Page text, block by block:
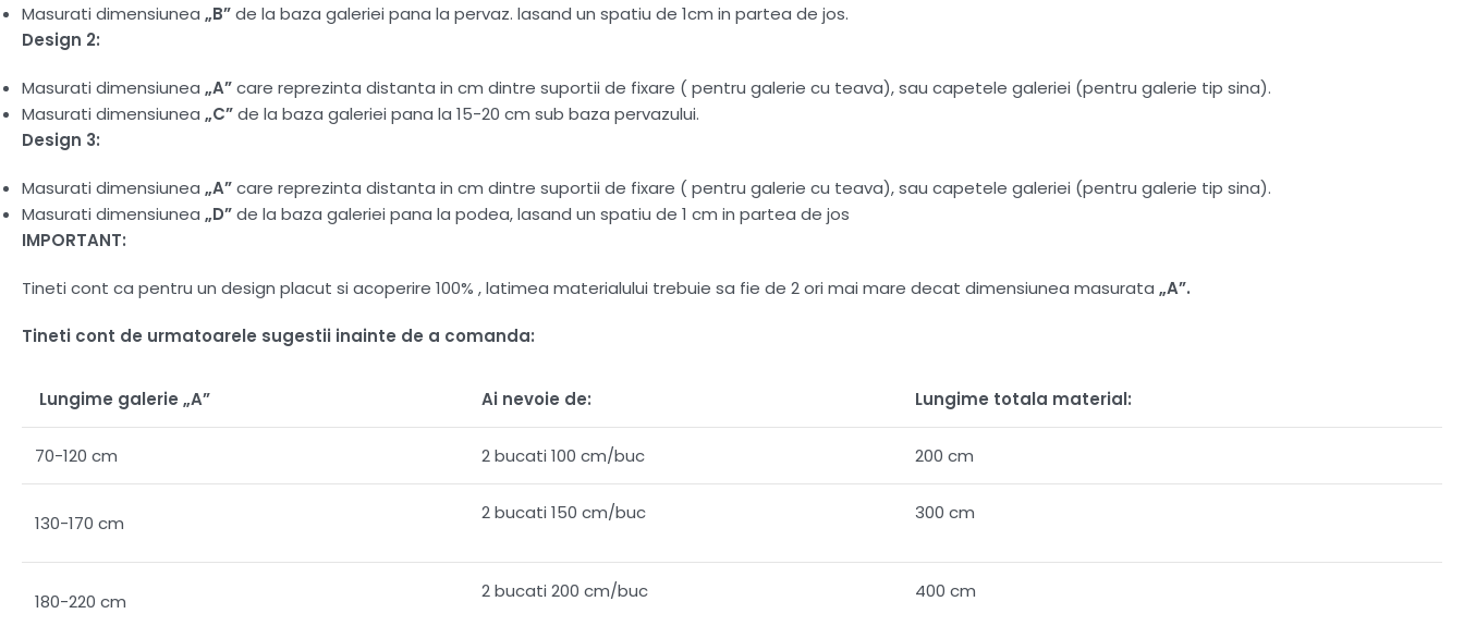
Masurati dimensiunea „B”de la baza galeriei pana la pervaz. lasand un spatiu de 1cm in partea de jos.
Design 2:
Masurati dimensiunea „A”care reprezinta distanta in cm dintre suportii de fixare ( pentru galerie cu teava), sau capetele galeriei (pentru galerie tip sina).
Masurati dimensiunea „C”de la baza galeriei pana la 15-20 cm sub baza pervazului.
Design 3:
Masurati dimensiunea „A”care reprezinta distanta in cm dintre suportii de fixare ( pentru galerie cu teava), sau capetele galeriei (pentru galerie tip sina).
Masurati dimensiunea „D”de la baza galeriei pana la podea, lasand un spatiu de 1 cm in partea de jos
IMPORTANT:
Tineti cont ca pentru un design placut si acoperire 100% , latimea materialului trebuie sa fie de 2 ori mai mare decat dimensiunea masurata „A”.
Tineti cont de urmatoarele sugestii inainte de a comanda:
Lungime galerie „A” Ai nevoie de: Lungime totala material:
70-120 cm 2 bucati 100 cm/buc 200 cm
130-170 cm 2 bucati 150 cm/buc 300 cm
180-220 cm 2 bucati 200 cm/buc 400 cm